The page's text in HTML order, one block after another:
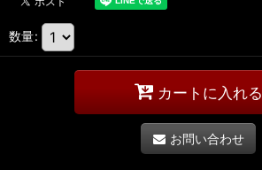
数量:
カートに入れる
お問い合わせ